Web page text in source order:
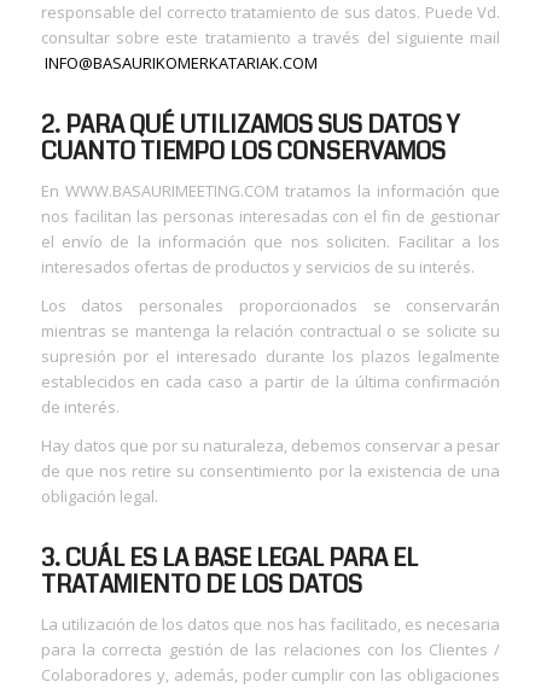
responsable del correcto tratamiento de sus datos. Puede Vd.
consultar sobre este tratamiento a través del siguiente mail
INFO@BASAURIKOMERKATARIAK.COM
2. PARA QUÉ UTILIZAMOS SUS DATOS Y
CUANTO TIEMPO LOS CONSERVAMOS
En WWW.BASAURIMEETING.COM tratamos la información que
nos facilitan las personas interesadas con el fin de gestionar
el envío de la información que nos soliciten. Facilitar a los
interesados ofertas de productos y servicios de su interés.
Los datos personales proporcionados se conservarán
mientras se mantenga la relación contractual o se solicite su
supresión por el interesado durante los plazos legalmente
establecidos en cada caso a partir de la última confirmación
de interés.
Hay datos que por su naturaleza, debemos conservar a pesar
de que nos retire su consentimiento por la existencia de una
obligación legal.
3. CUÁL ES LA BASE LEGAL PARA EL
TRATAMIENTO DE LOS DATOS
La utilización de los datos que nos has facilitado, es necesaria
para la correcta gestión de las relaciones con los Clientes /
Colaboradores y, además, poder cumplir con las obligaciones